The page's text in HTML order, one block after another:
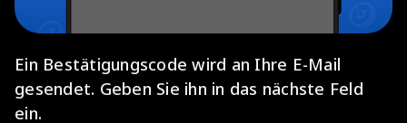
Ein Bestätigungscode wird an Ihre E-Mail
gesendet. Geben Sie ihn in das nächste Feld
ein.